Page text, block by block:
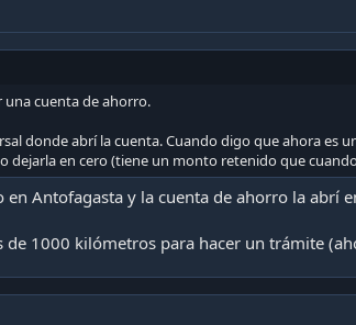
una cuenta de ahorro.
donde abrí la cuenta. Cuando digo que ahora es
dejarla en cero (tiene un monto retenido que
en Antofagasta y la cuenta de ahorro la abrí
de 1000 kilómetros para hacer un trámite